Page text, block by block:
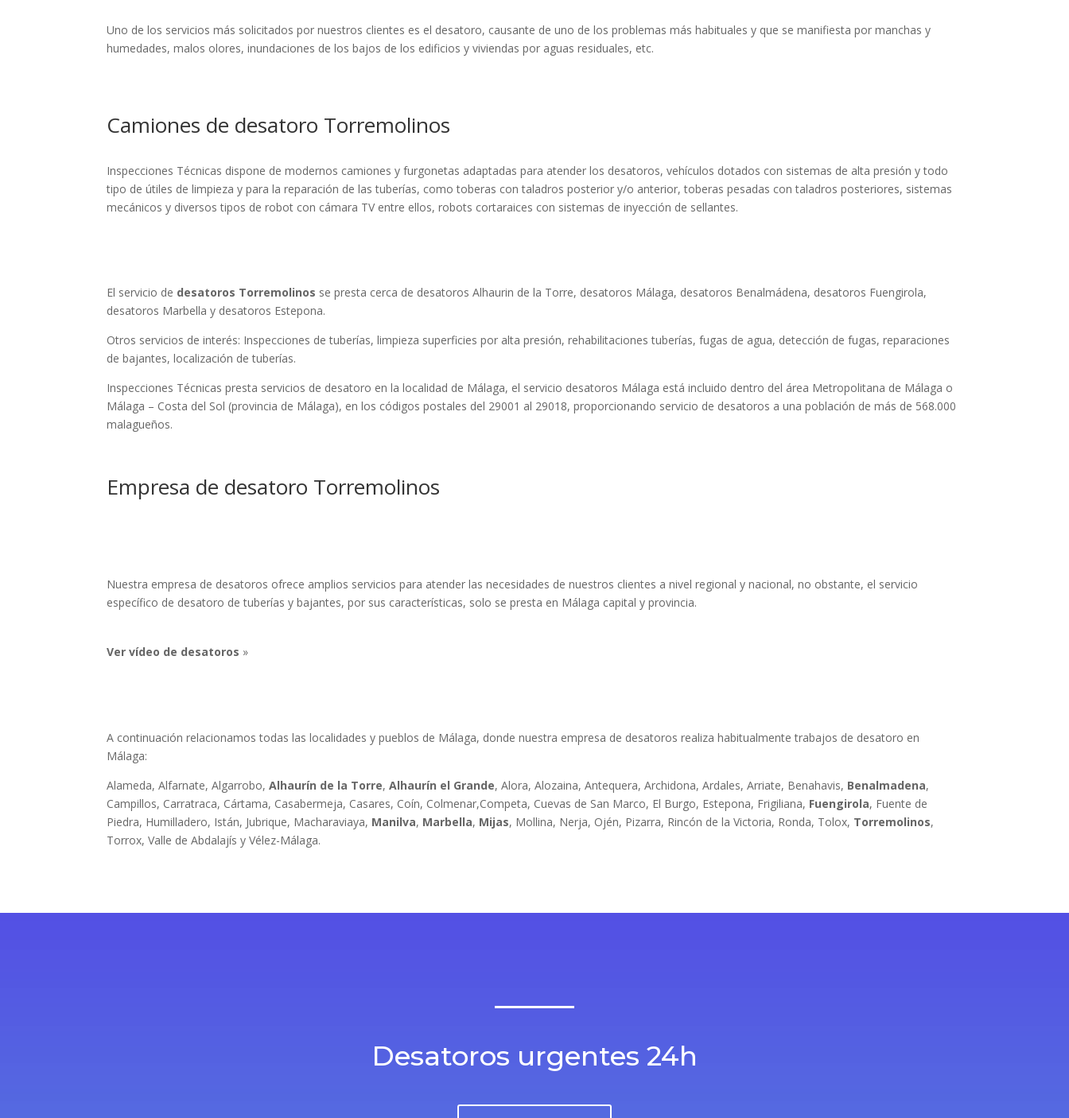
Uno de los servicios más solicitados por nuestros clientes es el desatoro, causante de uno de los problemas más habituales y que se manifiesta por manchas y
humedades, malos olores, inundaciones de los bajos de los edificios y viviendas por aguas residuales, etc.
Camiones de desatoro Torremolinos
Inspecciones Técnicas dispone de modernos camiones y furgonetas adaptadas para atender los desatoros, vehículos dotados con sistemas de alta presión y todo
tipo de útiles de limpieza y para la reparación de las tuberías, como toberas con taladros posterior y/o anterior, toberas pesadas con taladros posteriores, sistemas
mecánicos y diversos tipos de robot con cámara TV entre ellos, robots cortaraices con sistemas de inyección de sellantes.
El servicio de desatoros Torremolinos se presta cerca de desatoros Alhaurin de la Torre, desatoros Málaga, desatoros Benalmádena, desatoros Fuengirola,
desatoros Marbella y desatoros Estepona.
Otros servicios de interés: Inspecciones de tuberías,limpieza superficies por alta presión,rehabilitaciones tuberías,fugas de agua, detección de fugas,reparaciones
de bajantes,localización de tuberías.
Inspecciones Técnicas presta servicios de desatoro en la localidad de Málaga, el servicio desatoros Málaga está incluido dentro del área Metropolitana de Málaga o
Málaga – Costa del Sol (provincia de Málaga), en los códigos postales del 29001 al 29018, proporcionando servicio de desatoros a una población de más de 568.000
malagueños.
Empresa de desatoro Torremolinos
Nuestra empresa de desatoros ofrece amplios servicios para atender las necesidades de nuestros clientes a nivel regional y nacional, no obstante, el servicio
específico de desatoro de tuberías y bajantes, por sus características, solo se presta en Málaga capital y provincia.
Ver vídeo de desatoros »
A continuación relacionamos todas las localidades y pueblos de Málaga, donde nuestra empresa de desatoros realiza habitualmente trabajos de desatoro en
Málaga:
Alameda, Alfarnate, Algarrobo,Alhaurín de la Torre,Alhaurín el Grande, Alora, Alozaina, Antequera, Archidona, Ardales, Arriate, Benahavis, Benalmadena,
Campillos, Carratraca, Cártama, Casabermeja, Casares, Coín, Colmenar,Competa, Cuevas de San Marco, El Burgo, Estepona, Frigiliana, Fuengirola, Fuente de
Piedra, Humilladero, Istán, Jubrique, Macharaviaya, Manilva, Marbella, Mijas, Mollina, Nerja, Ojén, Pizarra, Rincón de la Victoria, Ronda, Tolox, Torremolinos,
Torrox, Valle de Abdalajís y Vélez-Málaga.
Desatoros urgentes 24h